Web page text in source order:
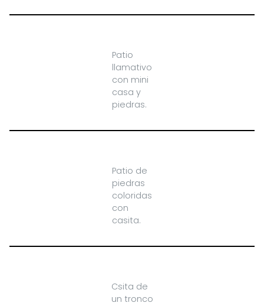
Patio
llamativo
con mini
casa y
piedras.
Patio de
piedras
coloridas
con
casita.
Csita de
un tronco